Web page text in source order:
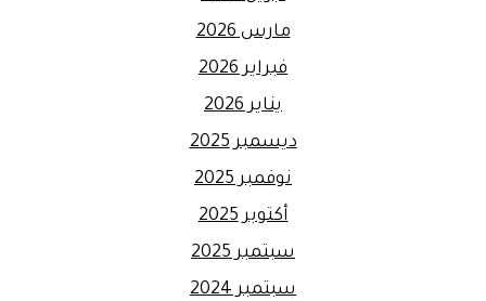
مارس 2026
فبراير 2026
يناير 2026
ديسمبر 2025
نوفمبر 2025
أكتوبر 2025
سبتمبر 2025
سبتمبر 2024